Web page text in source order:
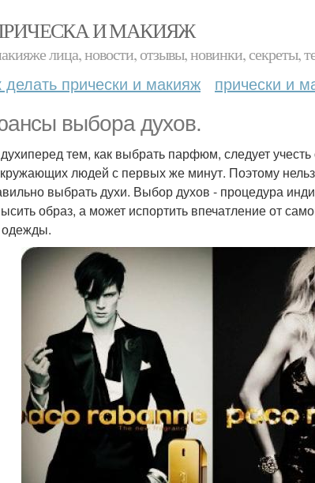
И МАКИЯЖ
лица, новости, отзывы, новинки, секреты,
делать прически и макияж прически и
выбора духов.
тем, как выбрать парфюм, следует
людей с первых же минут. Поэтому
выбрать духи. Выбор духов - процедура
образ, а может испортить впечатление от
одежды.